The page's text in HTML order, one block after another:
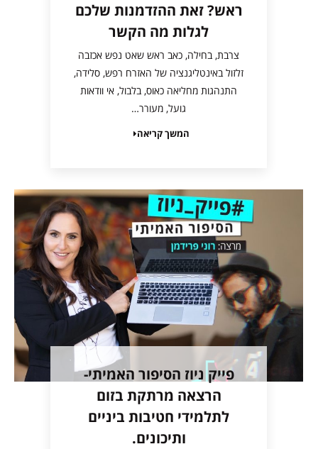
ראש? זאת ההזדמנות שלכם
לגלות מה הקשר
צרבת, בחילה, כאב ראש שאט נפש אכזבה
זלזול באינטליגנציה של האזרח רפש, סלידה,
התנהגות מחליאה כאוס, בלבול, אי וודאות
גועל, מעורר…
המשך קריאה
פייק ניוז הסיפור האמיתי-
הרצאה מרתקת בזום
לתלמידי חטיבות ביניים
ותיכונים.